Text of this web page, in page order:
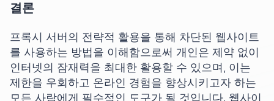
결론
프록시 서버의 전략적 활용을 통해 차단된 웹사이트
를 사용하는 방법을 이해함으로써 개인은 제약 없이
인터넷의 잠재력을 최대한 활용할 수 있으며, 이는
제한을 우회하고 온라인 경험을 향상시키고자 하는
모든 사람에게 필수적인 도구가 될 것입니다. 웹사이